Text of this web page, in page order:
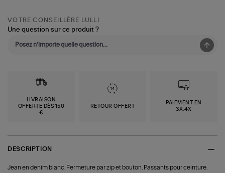
VOTRE CONSEILLÈRE LULLI
Une question sur ce produit ?
LIVRAISON
OFFERTE DÈS 150
€
RETOUR OFFERT
PAIEMENT EN
3X,4X
DESCRIPTION
Jean en denim blanc. Fermeture par zip et bouton. Passants pour ceinture.